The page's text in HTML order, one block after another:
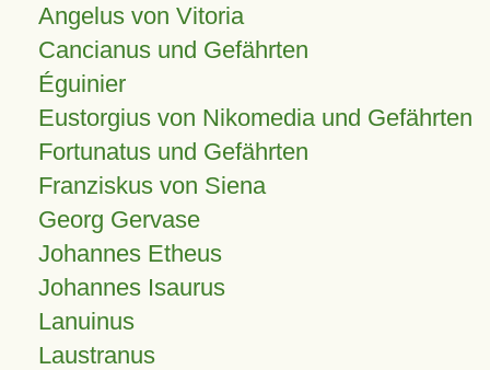
Angelus von Vitoria
Cancianus und Gefährten
Éguinier
Eustorgius von Nikomedia und Gefährten
Fortunatus und Gefährten
Franziskus von Siena
Georg Gervase
Johannes Etheus
Johannes Isaurus
Lanuinus
Laustranus